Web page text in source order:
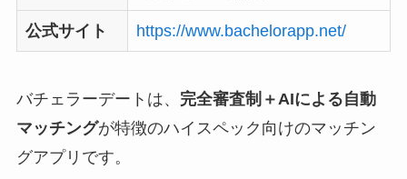
公式サイト https://www.bachelorapp.net/
バチェラーデートは、 完全審査制＋AIによる自動
マッチングが特徴のハイスペック向けのマッチン
グアプリです。